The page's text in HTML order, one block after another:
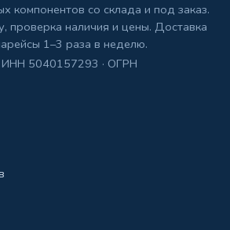
компонентов со склада и под заказ.
проверка наличия и цены. Доставка
1–3 раза в неделю.
5040157293 · ОГРН